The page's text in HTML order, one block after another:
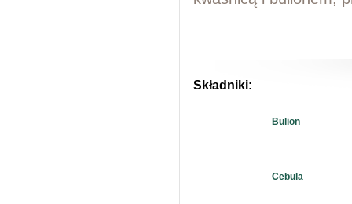
Składniki:
Bulion
Cebula